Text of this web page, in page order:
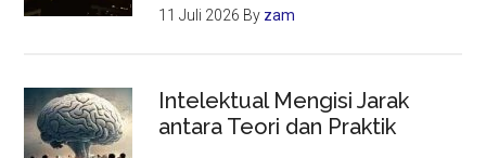
11 Juli 2026 By zam
Intelektual Mengisi Jarak
antara Teori dan Praktik